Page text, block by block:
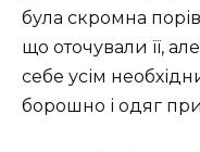
була скромна
що оточували її,
себе усім
борошно і одяг